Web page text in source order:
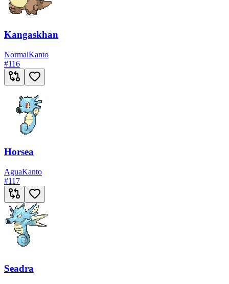
Kangaskhan
NormalKanto
#116
Horsea
AguaKanto
#117
Seadra